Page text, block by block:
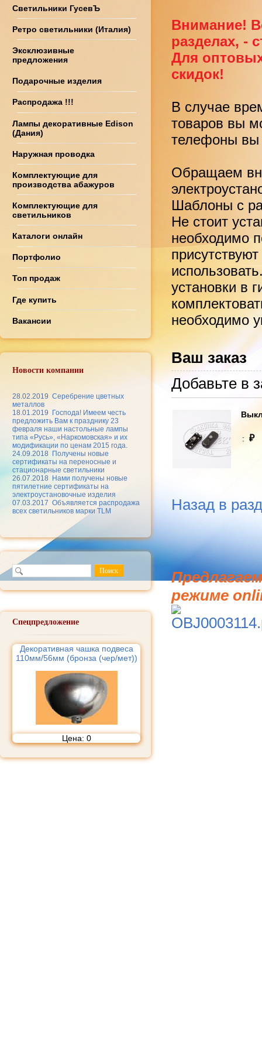
Светильники ГусевЪ
Ретро светильники (Италия)
Эксклюзивные
предложения
Подарочные изделия
Распродажа !!!
Лампы декоративные Edison
(Дания)
Наружная проводка
Комплектующие для
производства абажуров
Комплектующие для
светильников
Каталоги онлайн
Портфолио
Топ продаж
Где купить
Вакансии
Новости компании
28.02.2019 Серебрение цветных
металлов
18.01.2019
Господа! Имеем честь
предложить Вам к празднику 23
февраля наши настольные лампы
типа «Русь», «Наркомовская» и их
модификации по ценам 2015 года.
24.09.2018
Получены новые
сертификаты на переносные и
стационарные светильники
26.07.2018
Нами получены новые
пятилетние сертификаты на
электроустановочные изделия
07.03.2017 Объявляется распродажа
всех светильников марки TLM
Спецпредложение
Декоративная чашка подвеса
110мм/56мм (бронза (чер/мет))
Цена: 0
Внимание!
разделах, -
Для
скидок!
В случае
товаров вы
телефоны вы
Обращаем
Шаблоны с
Не стоит
необходимо
установки в
необходимо
Ваш заказ
Добавьте в
: ₽
Назад в
режиме